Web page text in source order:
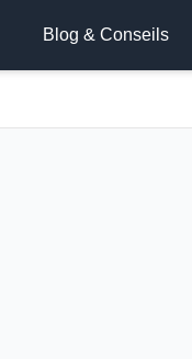
Blog & Conseils